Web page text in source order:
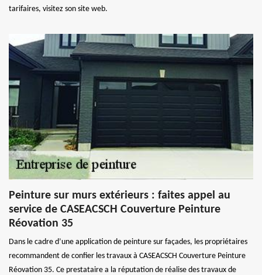
tarifaires, visitez son site web.
Peinture sur murs extérieurs : faites appel au
service de CASEACSCH Couverture Peinture
Réovation 35
Dans le cadre d’une application de peinture sur façades, les propriétaires
recommandent de confier les travaux à CASEACSCH Couverture Peinture
Réovation 35. Ce prestataire a la réputation de réalise des travaux de